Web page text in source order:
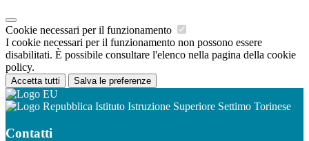
Cookie necessari per il funzionamento
I cookie necessari per il funzionamento non possono essere
disabilitati. È possibile consultare l'elenco nella pagina della cookie
policy.
Accetta tutti Salva le preferenze
Istituto Istruzione Superiore Settimo Torinese
Contatti